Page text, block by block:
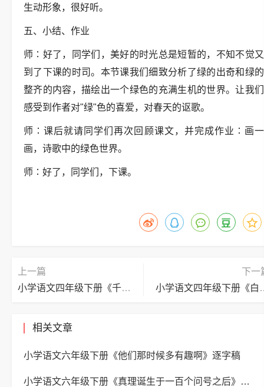
生动形象，很好听。
五、小结、作业
师∶好了，同学们，美好的时光总是短暂的，不知不觉又
到了下课的时司。本节课我们细致分析了绿的出奇和绿的
整齐的内容，描绘出一个绿色的充满生机的世界。让我们
感受到作者对"绿"色的喜爱，对春天的讴歌。
师∶课后就请同学们再次回顾课文，并完成作业∶画一
画，诗歌中的绿色世界。
师∶好了，同学们，下课。
上一篇
小学语文四年级下册《千年梦圆在今朝》逐字稿
下一
小学语文
相关文章
小学语文六年级下册《他们那时候多有趣啊》逐字稿
小学语文六年级下册《真理诞生于一百个问号之后》逐字稿